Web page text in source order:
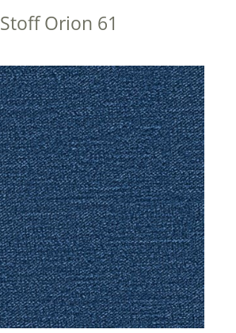
Stoff Orion 61